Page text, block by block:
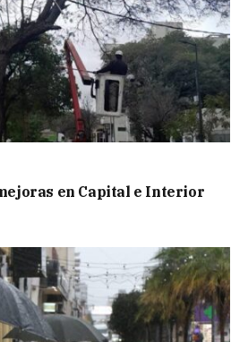
en Capital e Interior